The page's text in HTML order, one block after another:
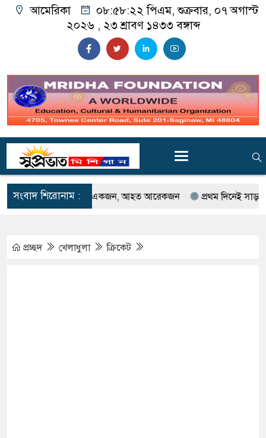
আমেরিকা ০৮:৫৮:২৩ পিএম, শুক্রবার, ০৭ অগাস্ট
২০২৬ , ২৩ শ্রাবণ ১৪৩৩ বঙ্গাব্দ
সংবাদ শিরোনাম :
নিহত একজন, আহত আরেকজন প্রথম দিনেই সাড়া ফেলল গর্ডি
প্রচ্ছদ খেলাধুলা ক্রিকেট